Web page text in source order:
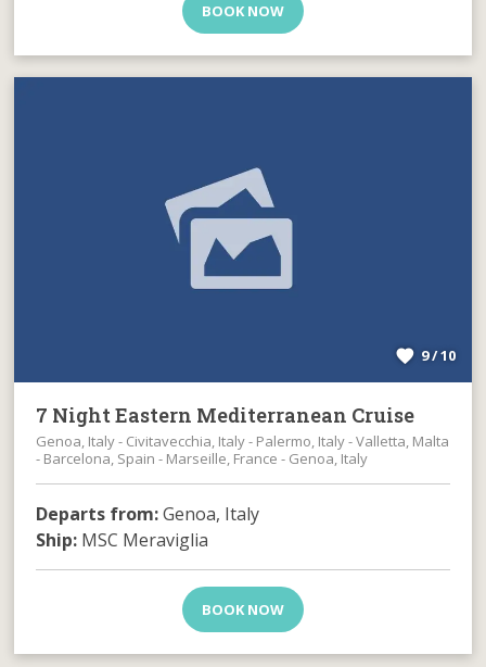
BOOK NOW
9 / 10
7 Night Eastern Mediterranean Cruise
Genoa, Italy - Civitavecchia, Italy - Palermo, Italy - Valletta, Malta
- Barcelona, Spain - Marseille, France - Genoa, Italy
Departs from:Genoa, Italy
Ship: MSC Meraviglia
BOOK NOW